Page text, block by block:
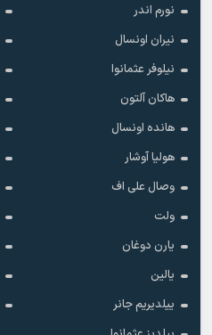
نورم اندر
نیران اونسال
نیلوفر عثمانوا
هاکان آلتون
هانده اونسال
هولیا آوشار
وصال علی اف
ولت
یارن دوغان
یالین
ییلدیریم جانر